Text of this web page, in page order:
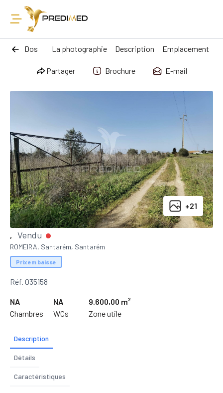
Dos La photographie Description Emplacement
Partager Brochure E-mail
+21
, Vendu
ROMEIRA, Santarém, Santarém
Prix em baisse
Réf. 035158
NA
Chambres
NA
WCs
9.600,00 m²
Zone utile
Description
Détails
Caractéristiques